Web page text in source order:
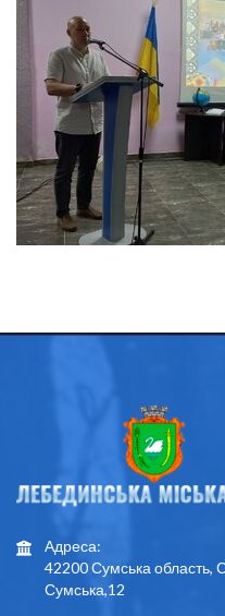
Адреса:
42200 Сумська область,
Сумська,12